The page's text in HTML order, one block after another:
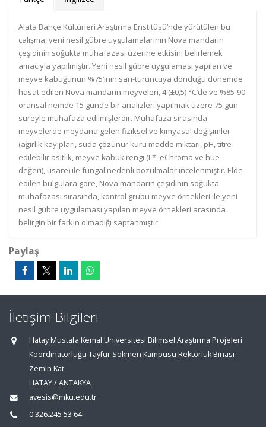
Alata Bahçe Kültürleri Araştırma Enstitüsü’nde yürütülen bu
çalışma, yeni nesil gübre uygulamalarının Nova mandarin
çeşidinin soğukta muhafazası üzerine etkisini belirlemek
amacıyla yapılmıştır. Yeni nesil gübre uygulaması yapılan ve
meyve kabuğunun %75’inin sarı-turuncuya döndüğü dönemde
hasat edilen Nova mandarin meyveleri, 4 (±0,5) °C’de ve %85-90
oransal nemde 15 günde bir analizleri yapılmak üzere 75 gün
süreyle muhafaza edilmişlerdir. Muhafaza sırasında
meyvelerde meydana gelen fiziksel ve kimyasal değişimler
(ağırlık kayıpları, suda çözünür kuru madde miktarı, pH, titre
edilebilir asitlik, meyve kabuk rengi (L*, eChroma ve hue
değeri), usare) ile fungal nedenli bozulmalar incelenmiştir. Elde
edilen bulgulara göre, Nova mandarin çeşidinin soğukta
muhafazası sırasında, kontrol grubu meyve örnekleri ile yeni
nesil gübre uygulaması yapılan meyve örnekleri arasında
belirgin bir farkın olmadığı saptanmıştır.
Paylaş
İletişim Bilgileri
Hatay Mustafa Kemal Üniversitesi Bilimsel Araştırma Projeleri
Koordinatörlüğü Tayfur Sökmen Kampüsü Rektörlük Binası
Zemin Kat
HATAY / ANTAKYA
avesis@mku.edu.tr
0.326.245 53 64